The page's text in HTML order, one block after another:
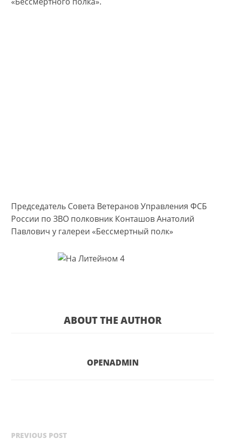
Председатель Совета Ветеранов Управления ФСБ
России по ЗВО полковник Конташов Анатолий
Павлович у галереи «Бессмертный полк»
ABOUT THE AUTHOR
OPENADMIN
PREVIOUS POST